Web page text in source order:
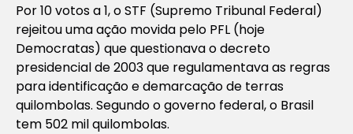
Por 10 votos a 1, o STF (Supremo Tribunal Federal)
rejeitou uma ação movida pelo PFL (hoje
Democratas) que questionava o decreto
presidencial de 2003 que regulamentava as regras
para identificação e demarcação de terras
quilombolas. Segundo o governo federal, o Brasil
tem 502 mil quilombolas.